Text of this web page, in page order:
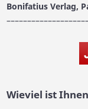
Bonifatius Verlag,
Wieviel ist